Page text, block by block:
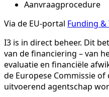
Aanvraagprocedure
Via de EU-portal Funding
I3 is in direct beheer. Dit
van de financiering – van
evaluatie en financiële
de Europese Commissie
uitvoerend agentschap